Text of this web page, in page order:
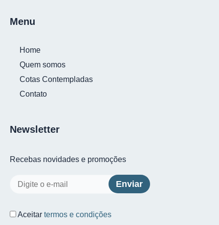
Menu
Home
Quem somos
Cotas Contempladas
Contato
Newsletter
Recebas novidades e promoções
Aceitar termos e condições